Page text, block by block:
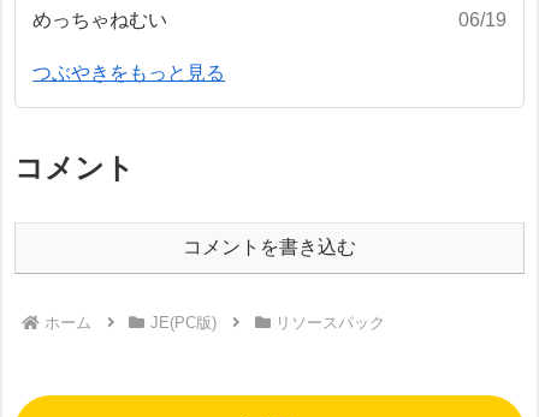
めっちゃねむい 06/19
つぶやきをもっと見る
コメント
コメントを書き込む
ホーム JE(PC版) リソースパック